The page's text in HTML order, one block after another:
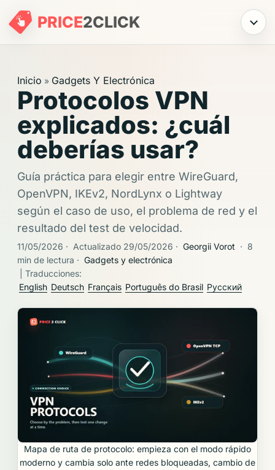
PRICE2CLICK Menú
Inicio » Gadgets Y Electrónica
Protocolos VPN
explicados: ¿cuál
deberías usar?
Guía práctica para elegir entre WireGuard,
OpenVPN, IKEv2, NordLynx o Lightway
según el caso de uso, el problema de red y el
resultado del test de velocidad.
11/05/2026 · Actualizado 29/05/2026 · Georgii Vorot · 8
min de lectura · Gadgets y electrónica
| Traducciones:
English Deutsch Français Português do Brasil Русский
Mapa de ruta de protocolo: empieza con el modo rápido
moderno y cambia solo ante redes bloqueadas, cambio de